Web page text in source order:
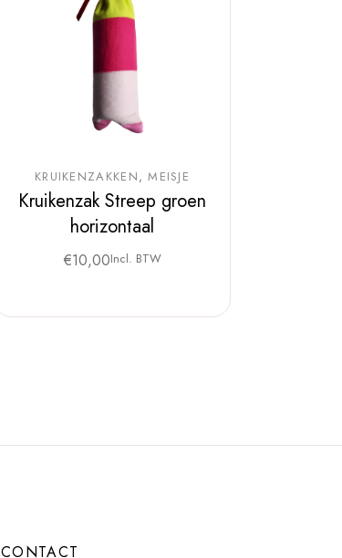
KRUIKENZAKKEN MEISJE
Kruikenzak Streep groen
horizontaal
€10,00Incl. BTW
CONTACT